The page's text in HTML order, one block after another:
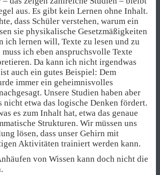
aus. Es gibt kein Lernen ohne Inhalt.
dass Schüler verstehen, warum ein
sie physikalische Gesetzmäßigkeiten
ich lernen will, Texte zu lesen und zu
ich eben anspruchsvolle Texte
Da kann ich nicht irgendwas
auch ein gutes Beispiel: Dem
immer ein geheimnisvolles
Unsere Studien haben aber
nicht etwa das logische Denken fördert.
es zum Inhalt hat, etwa das genaue
Strukturen. Wir müssen uns
lösen, dass unser Gehirn mit
Aktivitäten trainiert werden kann.
von Wissen kann doch nicht die